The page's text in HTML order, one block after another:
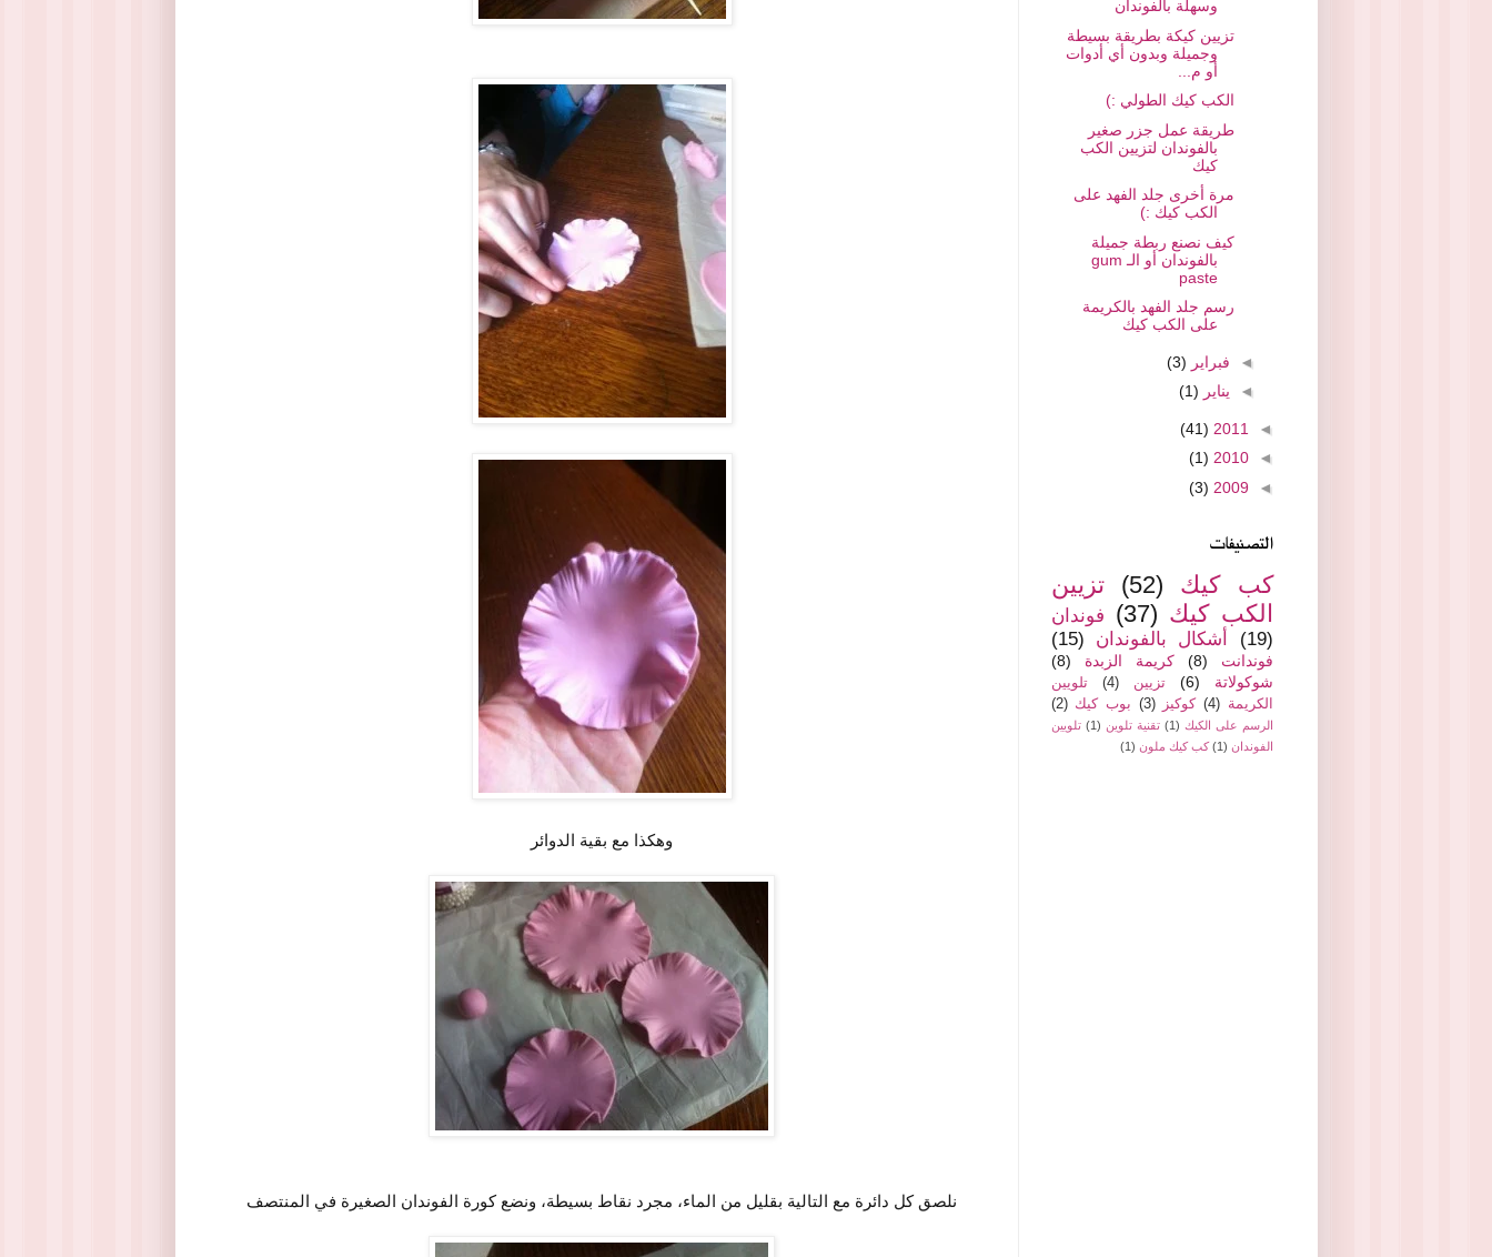
وهكذا مع بقية الدوائر
نلصق كل دائرة مع التالية بقليل من الماء، مجرد نقاط بسيطة، ونضع كورة الفوندان الصغيرة في المنتصف
وسهلة بالفوندان
تزيين كيكة بطريقة بسيطة
وجميلة وبدون أي أدوات
أو م...
الكب كيك الطولي :)
طريقة عمل جزر صغير
بالفوندان لتزيين الكب
كيك
مرة أخرى جلد الفهد على
الكب كيك :)
كيف نصنع ربطة جميلة
بالفوندان أو الـ gum
paste
رسم جلد الفهد بالكريمة
على الكب كيك
◄ فبراير (3)
◄ يناير (1)
◄
2011
(41)
◄
2010
(1)
◄
2009
(3)
التصنيفات
كب كيك (52)
تزيين
الكب كيك (37)
فوندان
(19)
أشكال بالفوندان (15)
فوندانت (8) كريمة الزبدة
(8)
شوكولاتة
(6) تزيين (4)
تلويين
الكريمة (4) كوكيز (3) بوب كيك (2)
الرسم على الكيك (1) تقنية تلوين (1) تلويين
الفوندان (1) كب كيك ملون (1)